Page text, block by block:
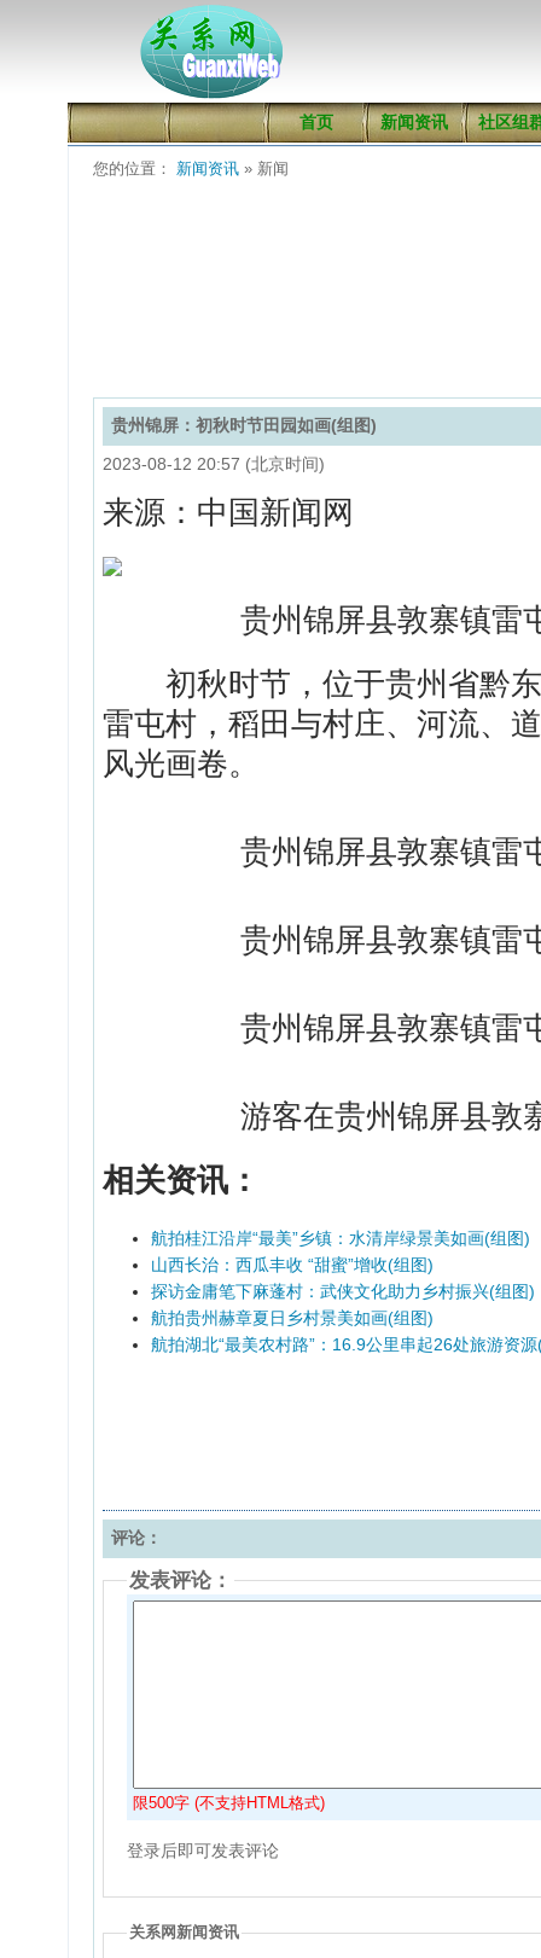
首页 新闻资讯 社区组
您的位置： 新闻资讯» 新闻
贵州锦屏：初秋时节田园如画(组图)
2023-08-12 20:57 (北京时间)
来源：中国新闻网
贵州锦屏县敦寨镇雷
初秋时节，位于贵州省黔东
雷屯村，稻田与村庄、河流、
风光画卷。
贵州锦屏县敦寨镇雷
贵州锦屏县敦寨镇雷
贵州锦屏县敦寨镇雷
游客在贵州锦屏县敦
相关资讯：
航拍桂江沿岸“最美”乡镇：水清岸绿景美如画(组图)
山西长治：西瓜丰收 “甜蜜”增收(组图)
探访金庸笔下麻蓬村：武侠文化助力乡村振兴(组图)
航拍贵州赫章夏日乡村景美如画(组图)
航拍湖北“最美农村路”：16.9公里串起26处旅游资
评论：
发表评论：
限500字 (不支持HTML格式)
登录后即可发表评论
关系网新闻资讯